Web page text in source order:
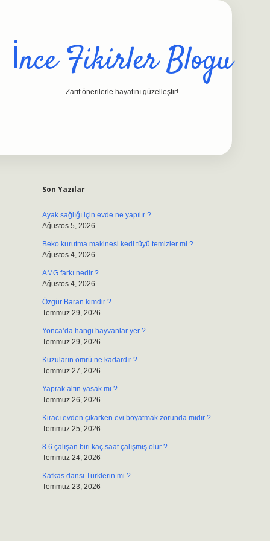
İnce Fikirler Blogu
Zarif önerilerle hayatını güzelleştir!
Son Yazılar
Ayak sağlığı için evde ne yapılır ?
Ağustos 5, 2026
Beko kurutma makinesi kedi tüyü temizler mi ?
Ağustos 4, 2026
AMG farkı nedir ?
Ağustos 4, 2026
Özgür Baran kimdir ?
Temmuz 29, 2026
Yonca’da hangi hayvanlar yer ?
Temmuz 29, 2026
Kuzuların ömrü ne kadardır ?
Temmuz 27, 2026
Yaprak altın yasak mı ?
Temmuz 26, 2026
Kiracı evden çıkarken evi boyatmak zorunda mıdır ?
Temmuz 25, 2026
8 6 çalışan biri kaç saat çalışmış olur ?
Temmuz 24, 2026
Kafkas dansı Türklerin mi ?
Temmuz 23, 2026